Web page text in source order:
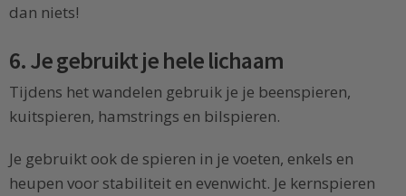
dan niets!
6. Je gebruikt je hele lichaam
Tijdens het wandelen gebruik je je beenspieren,
kuitspieren, hamstrings en bilspieren.
Je gebruikt ook de spieren in je voeten, enkels en
heupen voor stabiliteit en evenwicht. Je kernspieren